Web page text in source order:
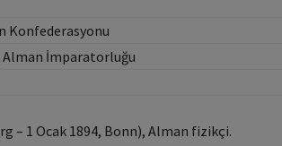
Konfederasyonu
Alman İmparatorluğu
– 1 Ocak 1894, Bonn), Alman fizikçi.